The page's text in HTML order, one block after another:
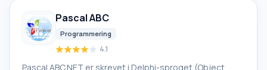
udenlandsk firma
Pascal ABC
Programmering
4.1
Pascal ABC.NET er skrevet i Delphi-sproget (Object